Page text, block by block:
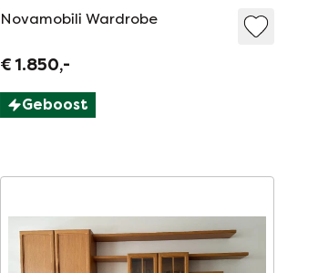
Novamobili Wardrobe
€ 1.850,-
Geboost